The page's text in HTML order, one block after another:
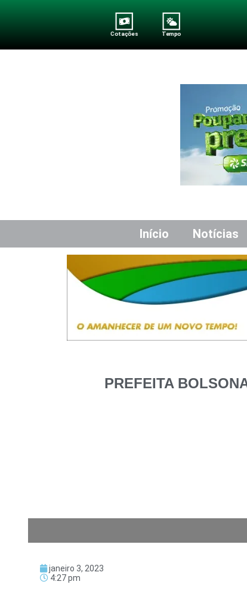
Cotações Tempo
Início Notícias
PREFEITA
janeiro 3, 2023
4:27 pm